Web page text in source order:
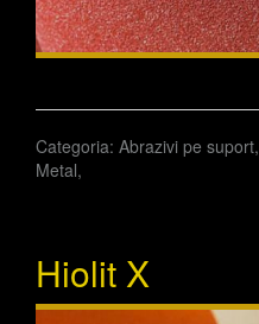
Categoria: Abrazivi pe suport,
Metal,
Hiolit X